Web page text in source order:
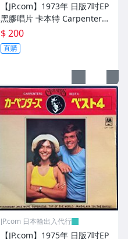
【JP.com】1973年 日版7吋EP
黑膠唱片 卡本特 Carpenters
– Sing
$ 200
直購
JP.com 日本輸出入代行
【JP.com】1975年 日版7吋EP